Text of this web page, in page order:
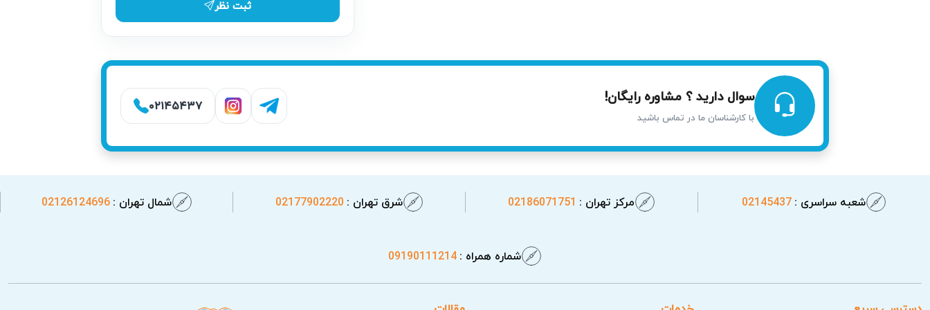
همچنین با رعایت نکات ایمنی و بهداشتی، تعمیر بدون دغدغه را تجربه خواهید کرد.
ثبت نظر
سوال دارید ؟ مشاوره رایگان!
با کارشناسان ما در تماس باشید
۰۲۱۴۵۴۳۷
شعبه سراسری :02145437 مرکز تهران : 02186071751 شرق تهران : 02177902220 شمال تهران :02126124696
شماره همراه :09190111214